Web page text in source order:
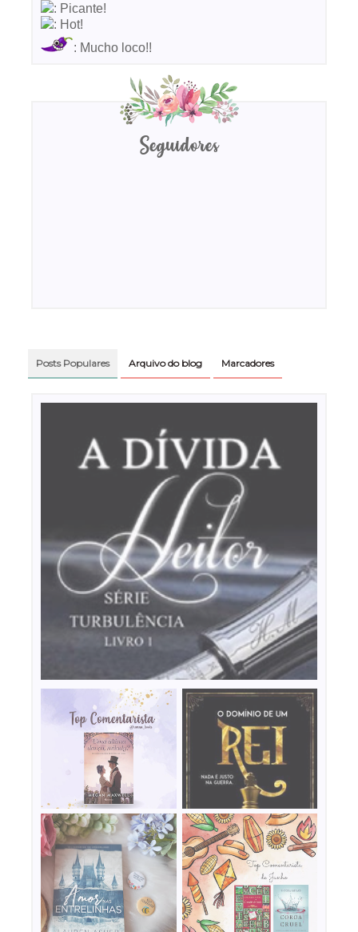
: Picante!
: Hot!
: Mucho loco!!
Seguidores
Posts Populares Arquivo do blog Marcadores